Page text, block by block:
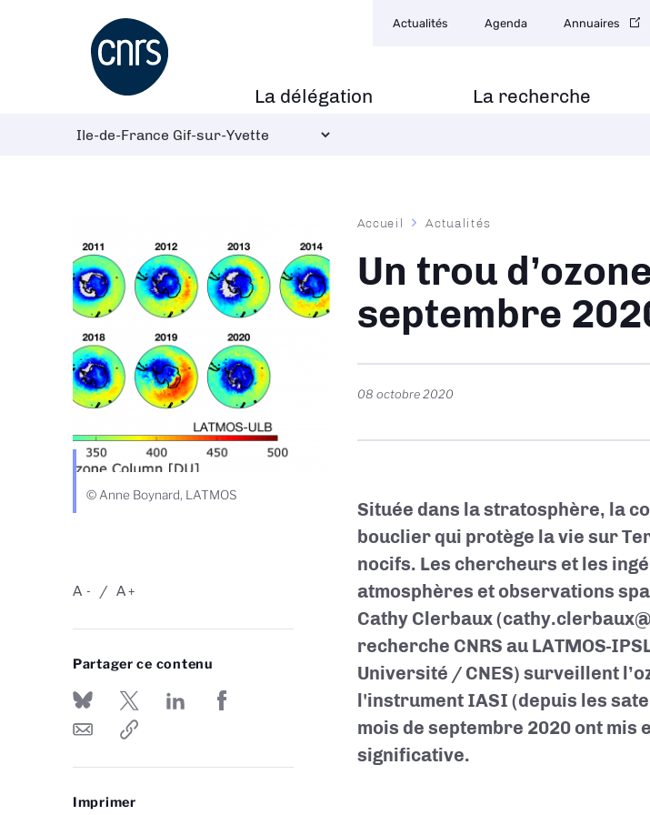
Navigation
principale
La délégation La recherche
secondaire
Actualités Agenda Annuaires
© Anne Boynard, LATMOS
-
A +
A
Partager ce contenu
Imprimer
Fil
Accueil Actualités
Un trou
septembre
08 octobre 2020
Située dans la stratosphère, la
bouclier qui protège la vie sur
nocifs. Les chercheurs et les
atmosphères et observations
Cathy Clerbaux
recherche CNRS au LATMOS-
Université / CNES) surveillent
l'instrument IASI (depuis les
mois de septembre 2020 ont mis
significative.